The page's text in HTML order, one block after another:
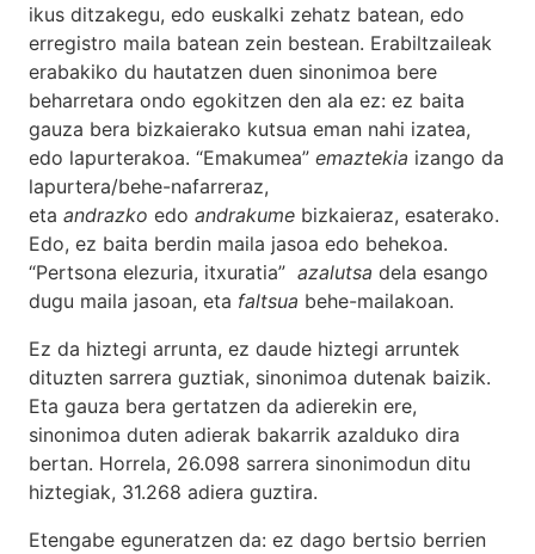
ikus ditzakegu, edo euskalki zehatz batean, edo
erregistro maila batean zein bestean. Erabiltzaileak
erabakiko du hautatzen duen sinonimoa bere
beharretara ondo egokitzen den ala ez: ez baita
gauza bera bizkaierako kutsua eman nahi izatea,
edo lapurterakoa. “Emakumea” emaztekia izango da
lapurtera/behe-nafarreraz,
eta andrazko edo andrakume bizkaieraz, esaterako.
Edo, ez baita berdin maila jasoa edo behekoa.
“Pertsona elezuria, itxuratia” azalutsa dela esango
dugu maila jasoan, eta faltsua behe-mailakoan.
Ez da hiztegi arrunta, ez daude hiztegi arruntek
dituzten sarrera guztiak, sinonimoa dutenak baizik.
Eta gauza bera gertatzen da adierekin ere,
sinonimoa duten adierak bakarrik azalduko dira
bertan. Horrela, 26.098 sarrera sinonimodun ditu
hiztegiak, 31.268 adiera guztira.
Etengabe eguneratzen da: ez dago bertsio berrien